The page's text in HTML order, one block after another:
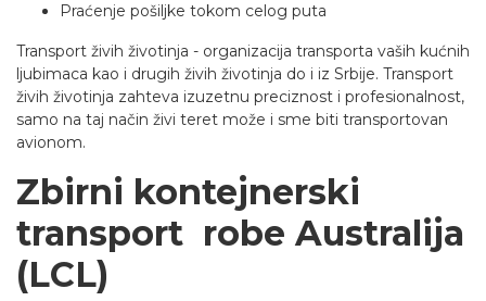
Praćenje pošiljke tokom celog puta
Transport živih životinja - organizacija transporta vaših kućnih
ljubimaca kao i drugih živih životinja do i iz Srbije. Transport
živih životinja zahteva izuzetnu preciznost i profesionalnost,
samo na taj način živi teret može i sme biti transportovan
avionom.
Zbirni kontejnerski
transport robe Australija
(LCL)